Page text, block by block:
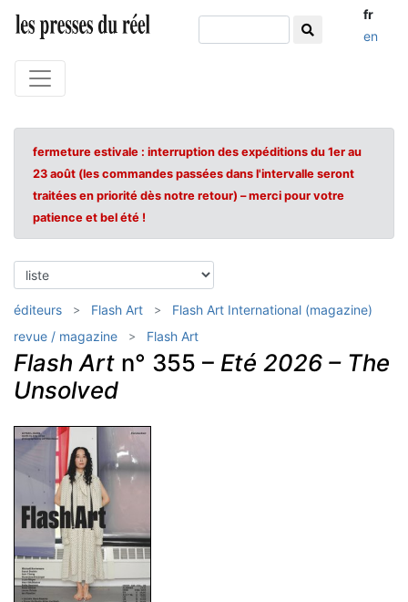
fr
en
fermeture estivale : interruption des expéditions du 1er au
23 août (les commandes passées dans l'intervalle seront
traitées en priorité dès notre retour) – merci pour votre
patience et bel été !
éditeurs Flash Art
Flash Art International (magazine)
revue / magazine
Flash Art
Flash Art n° 355 – Eté 2026 – The
Unsolved